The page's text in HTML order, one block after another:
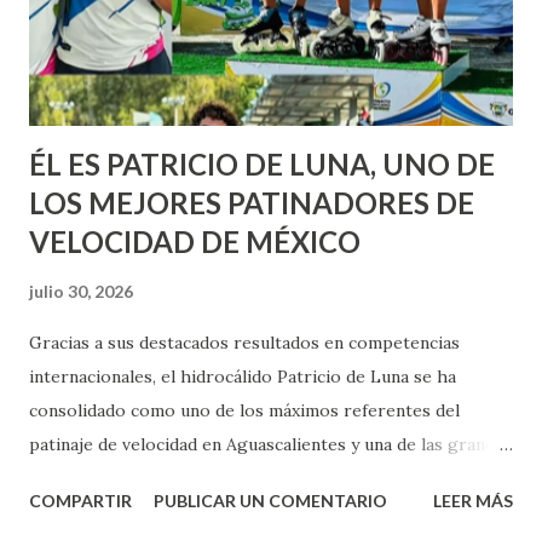
ÉL ES PATRICIO DE LUNA, UNO DE
LOS MEJORES PATINADORES DE
VELOCIDAD DE MÉXICO
julio 30, 2026
Gracias a sus destacados resultados en competencias
internacionales, el hidrocálido Patricio de Luna se ha
consolidado como uno de los máximos referentes del
patinaje de velocidad en Aguascalientes y una de las grandes
con éxito a nuestro país y poner en alto el nombre de
COMPARTIR PUBLICAR UN COMENTARIO LEER MÁS